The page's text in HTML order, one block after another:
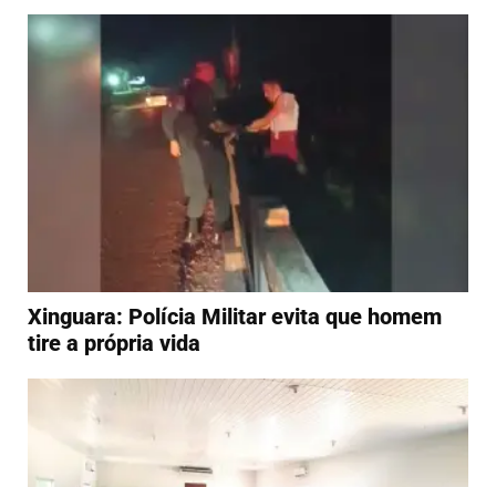
Xinguara: Polícia Militar evita que homem
tire a própria vida